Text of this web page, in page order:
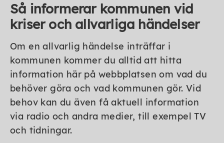
Så informerar kommunen vid
kriser och allvarliga händelser
Om en allvarlig händelse inträffar i
kommunen kommer du alltid att hitta
information här på webbplatsen om vad du
behöver göra och vad kommunen gör. Vid
behov kan du även få aktuell information
via radio och andra medier, till exempel TV
och tidningar.